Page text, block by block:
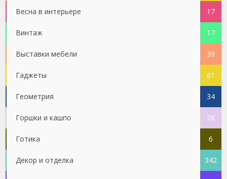
Весна в интерьере 17
Винтаж 17
Выставки мебели 39
Гаджеты 61
Геометрия 34
Горшки и кашпо 26
Готика 6
Декор и отделка 342